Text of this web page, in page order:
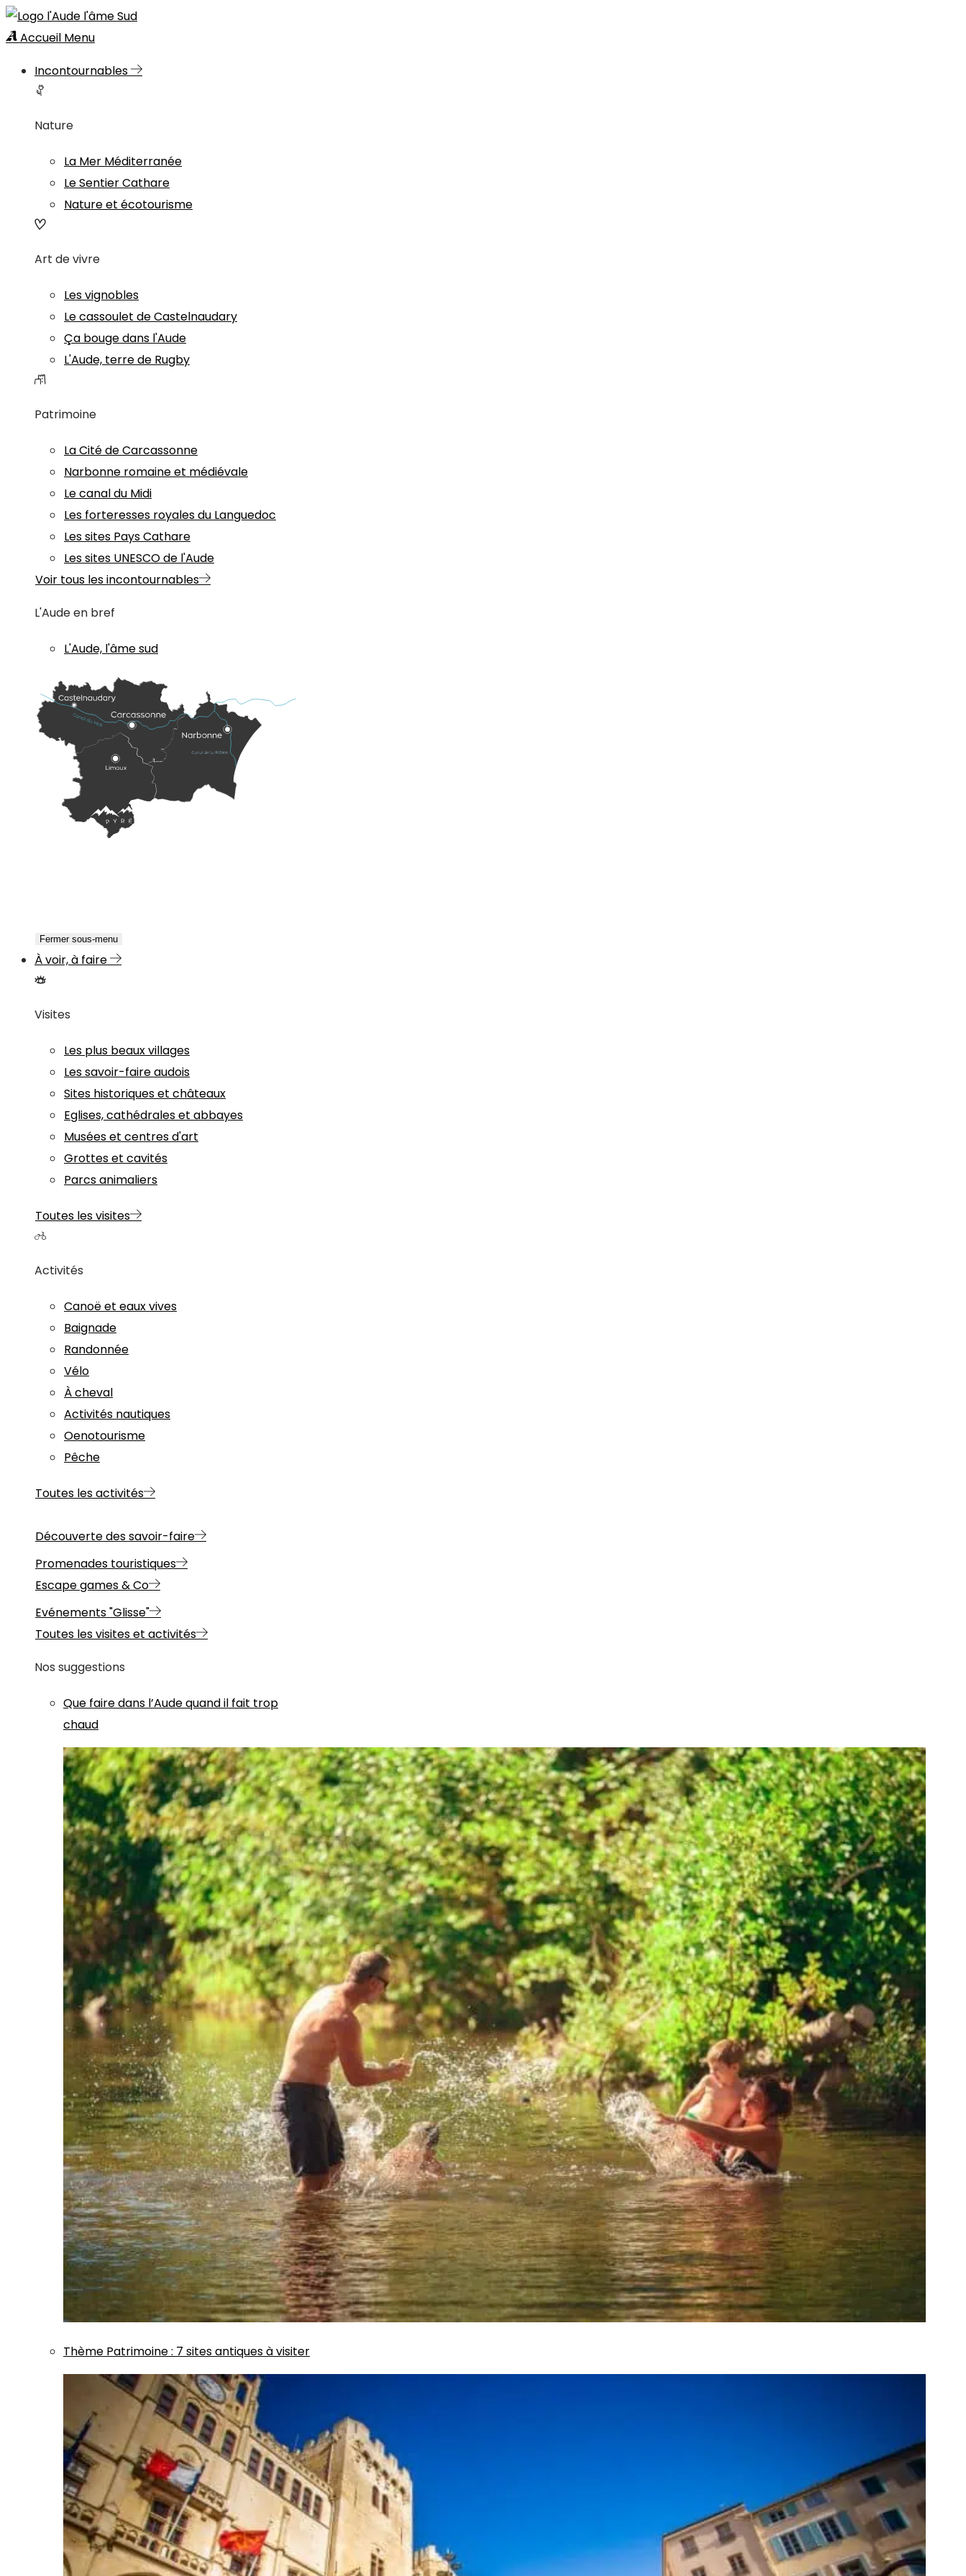
Accueil Menu
Incontournables
Nature
La Mer Méditerranée
Le Sentier Cathare
Nature et écotourisme
Art de vivre
Les vignobles
Le cassoulet de Castelnaudary
Ça bouge dans l'Aude
L'Aude, terre de Rugby
Patrimoine
La Cité de Carcassonne
Narbonne romaine et médiévale
Le canal du Midi
Les forteresses royales du Languedoc
Les sites Pays Cathare
Les sites UNESCO de l'Aude
Voir tous les incontournables
L'Aude en bref
L'Aude, l'âme sud
Fermer sous-menu
À voir, à faire
Visites
Les plus beaux villages
Les savoir-faire audois
Sites historiques et châteaux
Eglises, cathédrales et abbayes
Musées et centres d'art
Grottes et cavités
Parcs animaliers
Toutes les visites
Activités
Canoë et eaux vives
Baignade
Randonnée
Vélo
À cheval
Activités nautiques
Oenotourisme
Pêche
Toutes les activités
Découverte des savoir-faire
Promenades touristiques
Escape games & Co
Evénements "Glisse"
Toutes les visites et activités
Nos suggestions
Que faire dans l’Aude quand il fait trop
chaud
Thème Patrimoine: 7 sites antiques à visiter